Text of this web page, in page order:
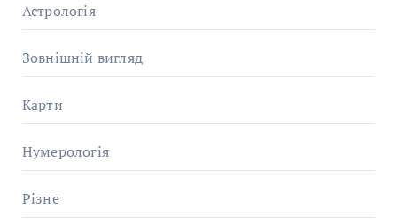
Астрологія
Зовнішній вигляд
Карти
Нумерологія
Різне